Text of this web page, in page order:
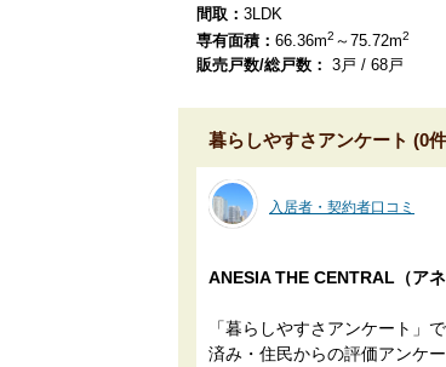
間取： 3LDK
専有面積： 66.36m2 ～75.72m2
販売戸数/総戸数： 3戸 / 68戸
暮らしやすさアンケート (0
入居者・契約者口コミ
ANESIA THE CENTRAL（ア
「暮らしやすさアンケート」
済み・住民からの評価アンケ